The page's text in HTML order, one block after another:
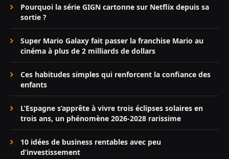
Pourquoi la série GIGN cartonne sur Netflix depuis sa
sortie ?
Super Mario Galaxy fait passer la franchise Mario au
cinéma à plus de 2 milliards de dollars
Ces habitudes simples qui renforcent la confiance des
enfants
L’Espagne s’apprête à vivre trois éclipses solaires en
trois ans, un phénomène 2026-2028 rarissime
10 idées de business rentables avec peu
d’investissement